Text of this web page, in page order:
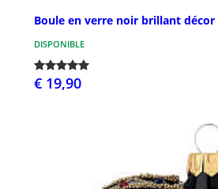
Boule en verre noir brillant
DISPONIBLE
€ 19,90